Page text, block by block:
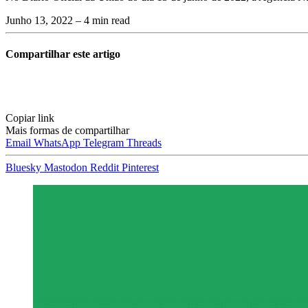
Junho 13, 2022 – 4 min read
Compartilhar este artigo
Copiar link
Mais formas de compartilhar
Email WhatsApp Telegram Threads
Bluesky Mastodon Reddit Pinterest